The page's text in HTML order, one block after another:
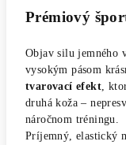
Prémiový
Objav silu jemného
vysokým pásom
tvarovací efekt ,
druhá koža –
náročnom tréningu.
Príjemný, elastický